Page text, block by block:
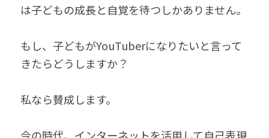
は子どもの成長と自覚を待つしかありません。
もし、子どもがYouTuberになりたいと言って
きたらどうしますか？
私なら賛成します。